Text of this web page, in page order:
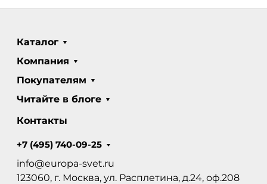
Каталог
Компания
Покупателям
Читайте в блоге
Контакты
+7 (495) 740-09-25
info@europa-svet.ru
123060, г. Москва, ул. Расплетина, д.24, оф.208